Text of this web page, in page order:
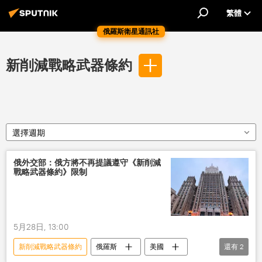
俄羅斯衛星通訊社
繁體
新削減戰略武器條約
選擇週期
俄外交部：俄方將不再提議遵守《新削減
戰略武器條約》限制
5月28日, 13:00
新削減戰略武器條約 俄羅斯
美國
還有 2